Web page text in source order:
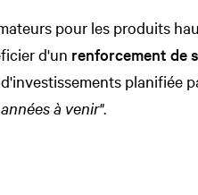
pour les produits
d'un renforcement de
planifiée
à venir".